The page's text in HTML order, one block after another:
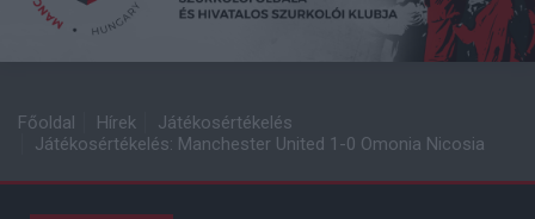
Főoldal Hírek
Játékosértékelés
Játékosértékelés: Manchester United 1-0 Omonia Nicosia